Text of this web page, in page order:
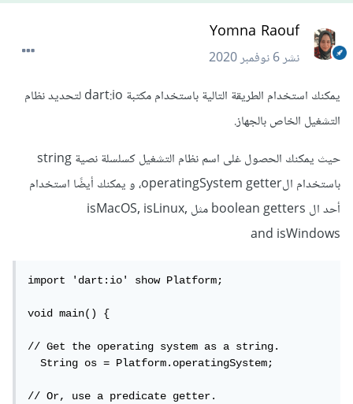
Yomna Raouf
نشر6 نوفمبر 2020
يمكنك استخدام الطريقة التالية باستخدام مكتبة dart:io لتحديد نظام
التشغيل الخاص بالجهاز.
حيث يمكنك الحصول غلى اسم نظام التشغيل كسلسلة نصية string
باستخدام الoperatingSystem getter، و يمكنك أيضًا استخدام
أحد ال boolean getters مثل isMacOS, isLinux,
and isWindows
import 'dart:io' show Platform;
void main() {
// Get the operating system as a string.
  String os = Platform.operatingSystem;
// Or, use a predicate getter.